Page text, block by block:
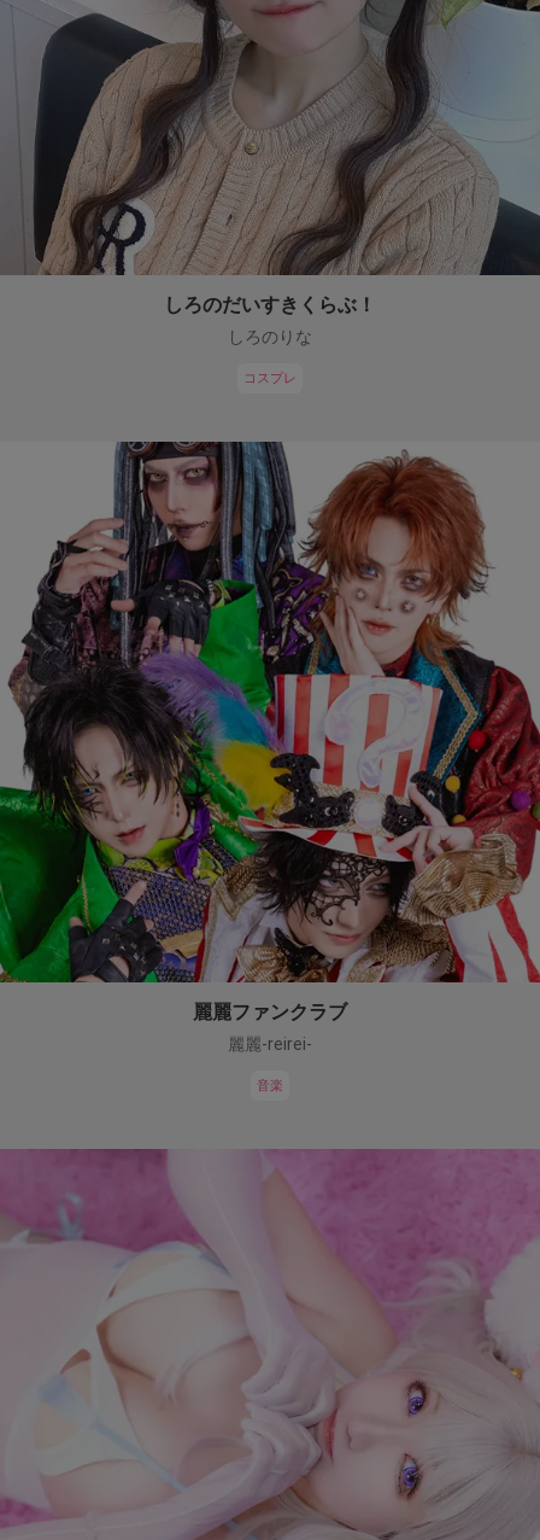
しろのだいすきくらぶ！
しろのりな
コスプレ
麗麗ファンクラブ
麗麗-reirei-
音楽